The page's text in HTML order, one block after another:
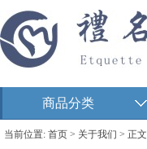
商品分类
当前位置: 首页 > 关于我们 > 正文